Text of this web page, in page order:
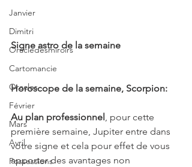
Janvier
Dimitri
Oracledesmiroirs
Cartomancie
Oracles
Février
Mars
Avril
Possessions
Signe astro de la semaine
Horoscope de la semaine, Scorpion:
Au plan professionnel , pour cette
première semaine, Jupiter entre dans
votre signe et cela pour effet de vous
apporter des avantages non